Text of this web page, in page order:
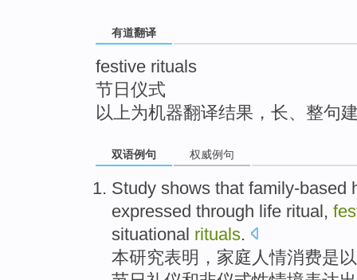
有道翻译
festive rituals
节日仪式
以上为机器翻译结果，长、整句
双语例句 权威例句
Study shows that family-based
expressed through life ritual,
situational rituals.
本研究表明 ， 家庭 人情消费是